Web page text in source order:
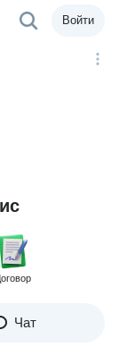
Войти
Чат